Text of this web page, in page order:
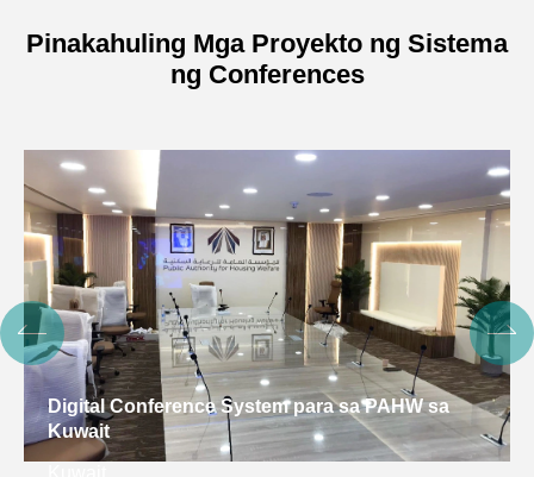
Pinakahuling Mga Proyekto ng Sistema
ng Conferences
Digital Conference System para sa PAHW sa
Kuwait